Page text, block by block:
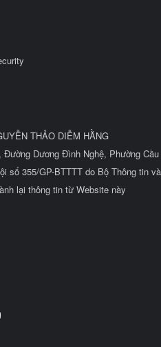
THẢO DIỄM HẰNG
Dương Đình Nghệ, Phường
số 355/GP-BTTTT do Bộ Thông tin
lại thông tin từ Website này